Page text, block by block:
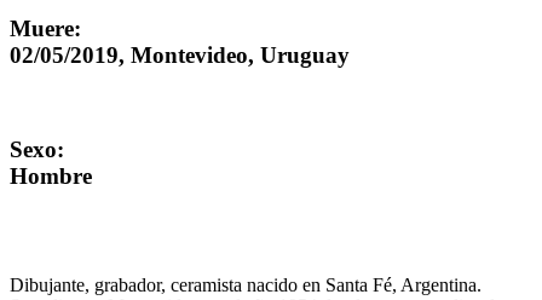
Muere:
02/05/2019, Montevideo, Uruguay
Sexo:
Hombre
Dibujante, grabador, ceramista nacido en Santa Fé, Argentina.